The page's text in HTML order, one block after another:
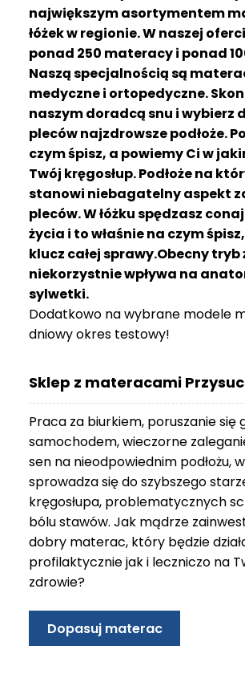
największym asortymentem
łóżek w regionie. W naszej
ponad 250 materacy i ponad
Naszą specjalnością są
medyczne i ortopedyczne.
naszym doradcą snu i wybierz
pleców najzdrowsze podłoże.
czym śpisz, a powiemy Ci w
Twój kręgosłup. Podłoże na
stanowi niebagatelny aspekt
pleców. W łóżku spędzasz
życia i to właśnie na czym
klucz całej sprawy.Obecny tryb
niekorzystnie wpływa na
sylwetki.
Dodatkowo na wybrane modele
dniowy okres testowy!
Sklep z materacami
Praca za biurkiem, poruszanie się
samochodem, wieczorne
sen na nieodpowiednim podłożu,
sprowadza się do szybszego
kręgosłupa, problematycznych
bólu stawów. Jak mądrze
dobry materac, który będzie
profilaktycznie jak i leczniczo na
zdrowie?
Dopasuj materac